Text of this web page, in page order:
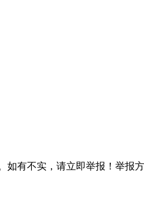
如有不实，请立即举报！举报